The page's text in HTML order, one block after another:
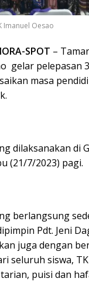
Imanuel Oesao
SPOT –
gelar pelepasan
masa
dilaksanakan di
(21/7/2023) pagi.
berlangsung
Pdt. Jeni
juga dengan
seluruh siswa, TK
puisi dan